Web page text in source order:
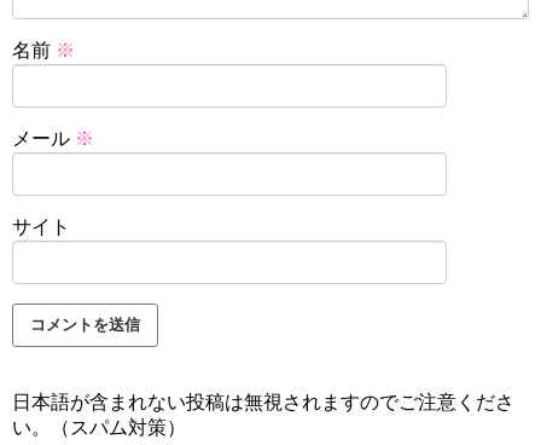
名前 ※
メール ※
サイト
日本語が含まれない投稿は無視されますのでご注意くださ
い。（スパム対策）